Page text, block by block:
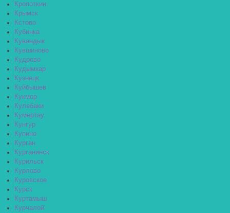
Кропоткин
Крымск
Кстово
Кубинка
Кувандык
Кувшиново
Кудрово
Кудымкар
Кузнецк
Куйбышев
Кукмор
Кулебаки
Кумертау
Кунгур
Купино
Курган
Курганинск
Курильск
Курлово
Куровское
Курск
Куртамыш
Курчалой